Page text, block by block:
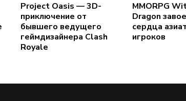
Project Oasis — 3D-
приключение от
бывшего ведущего
геймдизайнера Clash
Royale
MMORPG
Dragon
сердца
игроков